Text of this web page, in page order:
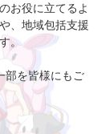
お役に立てるよ
、地域包括支援
。
部を皆様にもご